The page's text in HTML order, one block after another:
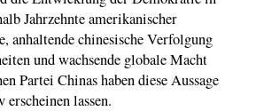
Jahrzehnte amerikanischer
anhaltende chinesische Verfolgung
und wachsende globale Macht
Partei Chinas haben diese Aussage
lassen.